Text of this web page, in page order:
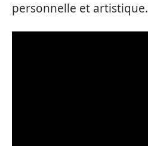
personnelle et artistique.